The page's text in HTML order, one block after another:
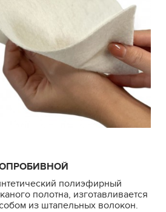
полиэфирный
полотна, изготавливается
из штапельных волокон.